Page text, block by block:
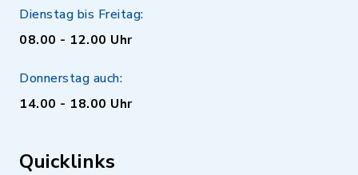
Dienstag bis Freitag:
08.00 - 12.00 Uhr
Donnerstag auch:
14.00 - 18.00 Uhr
Quicklinks